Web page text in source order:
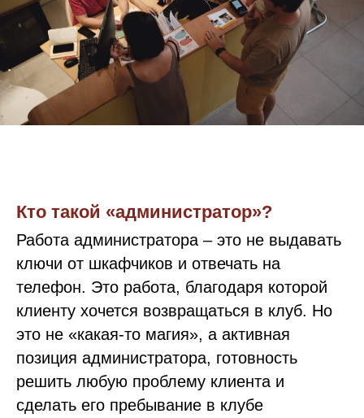
Кто такой «администратор»?
Работа администратора – это не выдавать
ключи от шкафчиков и отвечать на
телефон. Это работа, благодаря которой
клиенту хочется возвращаться в клуб. Но
это не «какая-то магия», а активная
позиция администратора, готовность
решить любую проблему клиента и
сделать его пребывание в клубе